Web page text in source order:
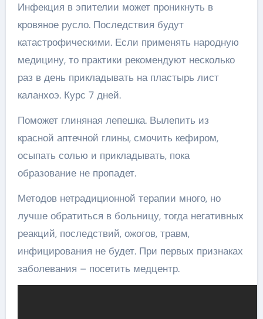
Инфекция в эпителии может проникнуть в
кровяное русло. Последствия будут
катастрофическими. Если применять народную
медицину, то практики рекомендуют несколько
раз в день прикладывать на пластырь лист
каланхоэ. Курс 7 дней.
Поможет глиняная лепешка. Вылепить из
красной аптечной глины, смочить кефиром,
осыпать солью и прикладывать, пока
образование не пропадет.
Методов нетрадиционной терапии много, но
лучше обратиться в больницу, тогда негативных
реакций, последствий, ожогов, травм,
инфицирования не будет. При первых признаках
заболевания – посетить медцентр.